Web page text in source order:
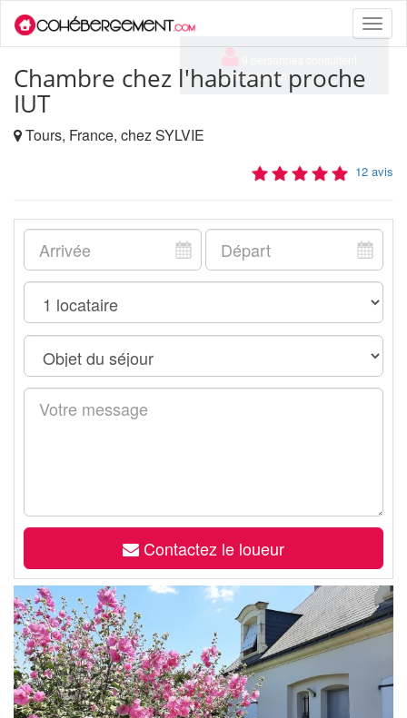
Toggle
Chambre chez l'habitant proche
IUT
Tours, France, chez SYLVIE
12 avis
Contactez le loueur